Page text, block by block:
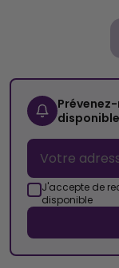
disponible
J'accepte de
disponible
Cocorikush
Top Catégories
Nous Suivre
© 2026